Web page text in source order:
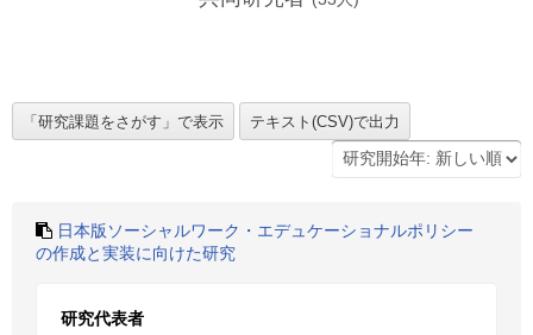
日本版ソーシャルワーク・エデュケーショナルポリシー
の作成と実装に向けた研究
研究代表者